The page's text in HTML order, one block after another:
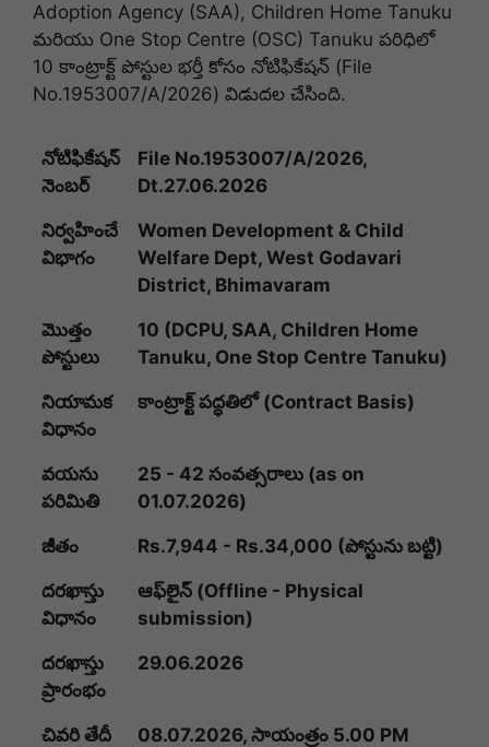
Adoption Agency (SAA), Children Home Tanuku
మరియు One Stop Centre (OSC) Tanuku పరిధిలో
10 కాంట్రాక్ట్ పోస్టుల భర్తీ కోసం నోటిఫికేషన్ (File
No.1953007/A/2026) విడుదల చేసింది.
నోటిఫికేషన్
నెంబర్
File No.1953007/A/2026,
Dt.27.06.2026
నిర్వహించే
విభాగం
Women Development & Child
Welfare Dept, West Godavari
District, Bhimavaram
మొత్తం
పోస్టులు
10 (DCPU, SAA, Children Home
Tanuku, One Stop Centre Tanuku)
నియామక
విధానం
కాంట్రాక్ట్ పద్ధతిలో (Contract Basis)
వయసు
పరిమితి
25 - 42 సంవత్సరాలు (as on
01.07.2026)
జీతం Rs.7,944 - Rs.34,000 (పోస్టును బట్టి)
దరఖాస్తు
విధానం
ఆఫ్‌లైన్ (Offline - Physical
submission)
దరఖాస్తు
ప్రారంభం
29.06.2026
చివరి తేదీ
08.07.2026, సాయంత్రం 5.00 PM